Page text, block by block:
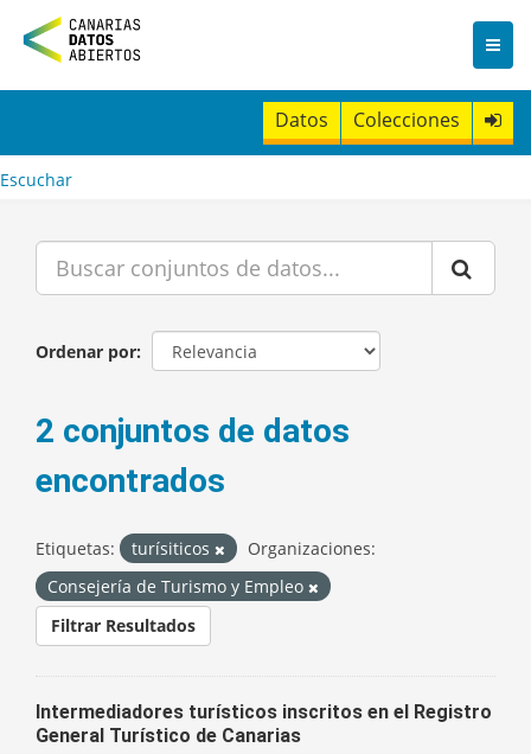
n
t
Datos Colecciones
Escuchar
Ordenar por
2 conjuntos de datos
encontrados
Etiquetas: turísiticos
Organizaciones:
Consejería de Turismo y Empleo
Filtrar Resultados
Intermediadores turísticos inscritos en el Registro
General Turístico de Canarias